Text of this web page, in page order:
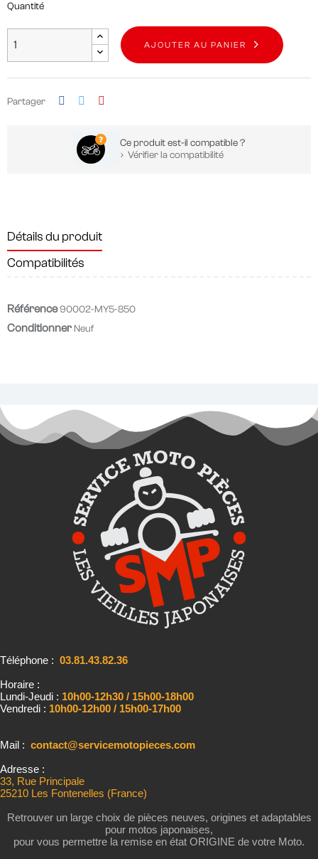
Quantité
AJOUTER AU PANIER
Partager
Ce produit est-il compatible ?
Vérifier la compatibilité
Détails du produit
Compatibilités
Référence90002-MY5-850
Conditionner Neuf
Téléphone : 03.81.43.82.36
Horaire :
Lundi-Jeudi : 10h00-12h30 / 15h00-18h00
Vendredi : 10h00-12h00 / 15h00-17h00
Mail : contact@servicemotopieces.com
Adresse :
33, Rue Principale
25210 Les Fontenelles (France)
Retrouver un large choix de pièces neuves, origines et adaptables
pour motos japonaises,
pour vous permettre la remise en état ORIGINE de votre Moto.